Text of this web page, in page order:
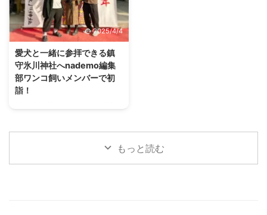
ニャンコもたくさん来ていた、大
盛況イベントのレポートをお届け
します。 インターペットとは ペ
ットにまつわるフードやグッズの
展示会・インターペットは、国内
最大のペットイベントです。「人
とペットの豊かな暮らし」をテー
マに毎年、開催されています。
いました。 13回目 ...
寺を目指しつつ、犬猫用品店であ
...
2025/4/4
愛犬と一緒に参拝できる鎮
守氷川神社へnademo編集
部ワンコ飼いメンバーで初
詣！
すが、みんなで行くのは初めての
試みです。 今回、初詣の場所と
もっと読む